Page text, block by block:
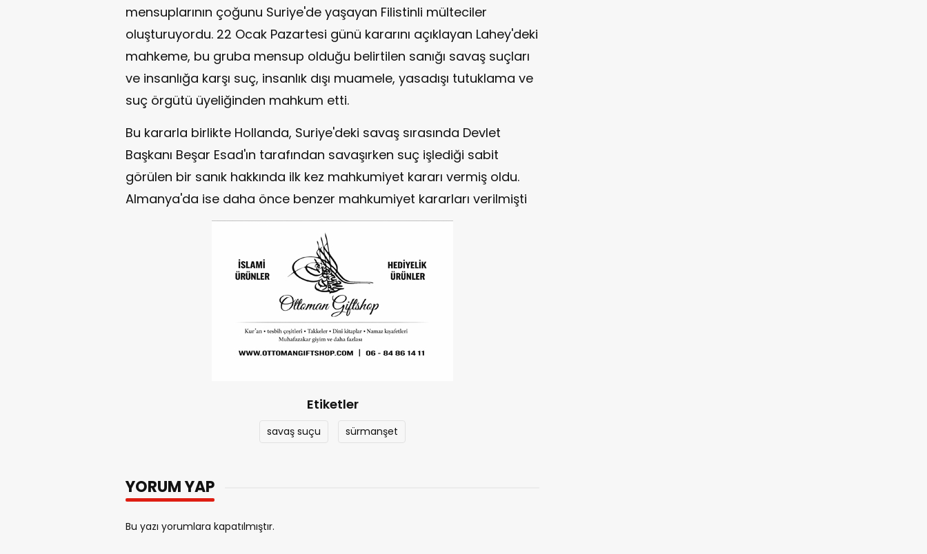
mensuplarının çoğunu Suriye'de yaşayan Filistinli mülteciler
oluşturuyordu. 22 Ocak Pazartesi günü kararını açıklayan Lahey'deki
mahkeme, bu gruba mensup olduğu belirtilen sanığı savaş suçları
ve insanlığa karşı suç, insanlık dışı muamele, yasadışı tutuklama ve
suç örgütü üyeliğinden mahkum etti.
Bu kararla birlikte Hollanda, Suriye'deki savaş sırasında Devlet
Başkanı Beşar Esad'ın tarafından savaşırken suç işlediği sabit
görülen bir sanık hakkında ilk kez mahkumiyet kararı vermiş oldu.
Almanya'da ise daha önce benzer mahkumiyet kararları verilmişti
Etiketler
savaş suçu sürmanşet
YORUM YAP
Bu yazı yorumlara kapatılmıştır.